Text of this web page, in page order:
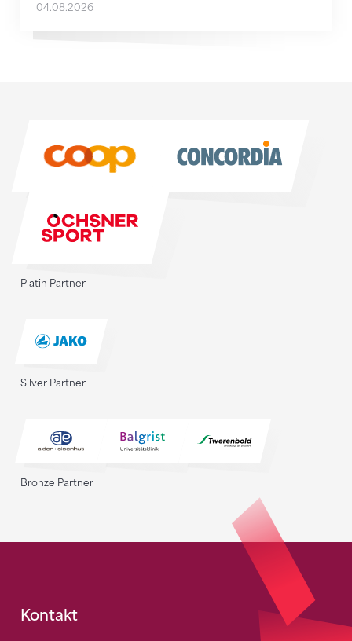
04.08.2026
Platin Partner
Silver Partner
Bronze Partner
Fusszeile
Kontakt